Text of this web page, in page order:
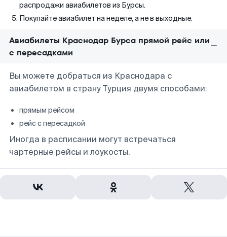
распродажи авиабилетов из Бурсы.
Покупайте авиабилет на неделе, а не в выходные.
Авиабилеты Краснодар Бурса прямой рейс или
с пересадками
Вы можете добраться из Краснодара с
авиабилетом в страну Турция двумя способами:
прямым рейсом
рейс с пересадкой
Иногда в расписании могут встречаться
чартерные рейсы и лоукосты.